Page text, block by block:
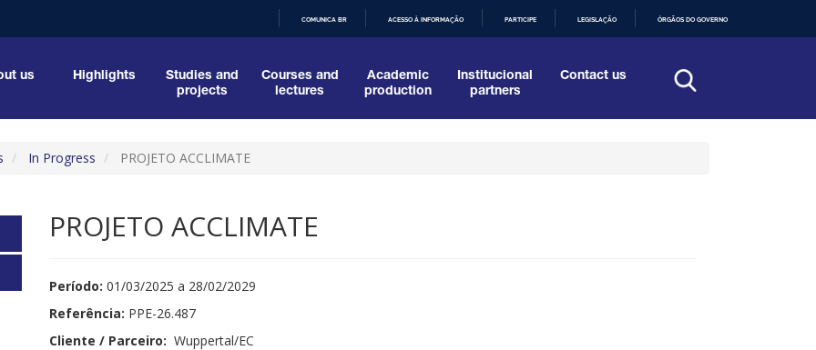
COMUNICA BR ACESSO À INFORMAÇÃO PARTICIPE LEGISLAÇÃO ÓRGÃOS DO GOVERNO
us Highlights
Studies and
projects
Courses and
lectures
Academic
production
Institucional
partners
Contact us
In Progress PROJETO ACCLIMATE
PROJETO ACCLIMATE
Período: 01/03/2025 a 28/02/2029
Referência: PPE-26.487
Cliente / Parceiro: Wuppertal/EC